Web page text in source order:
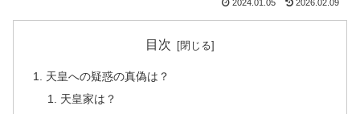
2024.01.05 2026.02.09
目次
天皇への疑惑の真偽は？
天皇家は？